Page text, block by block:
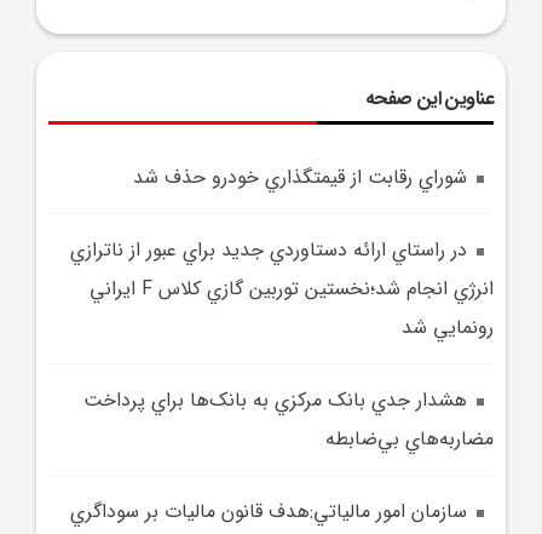
عناوین این صفحه
شوراي رقابت از قيمتگذاري خودرو حذف شد
در راستاي ارائه دستاوردي جديد براي عبور از ناترازي
انرژي انجام شد؛نخستين توربين گازي کلاس F ايراني
رونمايي شد
هشدار جدي بانک مرکزي به بانک‌ها براي پرداخت
مضاربه‌هاي بي‌ضابطه
سازمان امور مالياتي:هدف قانون ماليات بر سوداگري